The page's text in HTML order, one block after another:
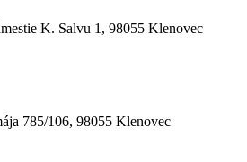
K. Salvu 1, 98055 Klenovec
785/106, 98055 Klenovec